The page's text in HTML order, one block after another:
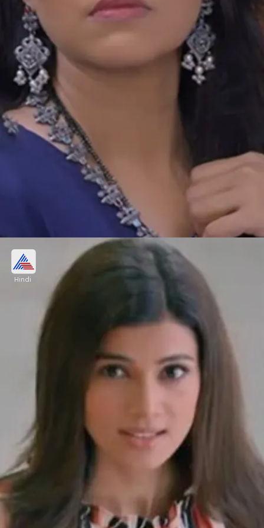
समिरुद्ध का खुलासा करेगी ईशा
इसके साथ ही ईशा कहेगी कि समिरुद्ध के शादीशुदा औरत संग
संबंध भी है। ईशा सवि को समिरुद्ध के खिलाफ सबूत देगी और
उससे शादी तोड़ने के लिए कहेगी।
Image credits: Social Media
Hindi